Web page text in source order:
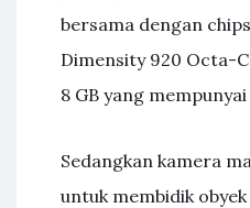
bersama dengan
Dimensity 920 Octa-
8 GB yang
Sedangkan kamera
untuk membidik